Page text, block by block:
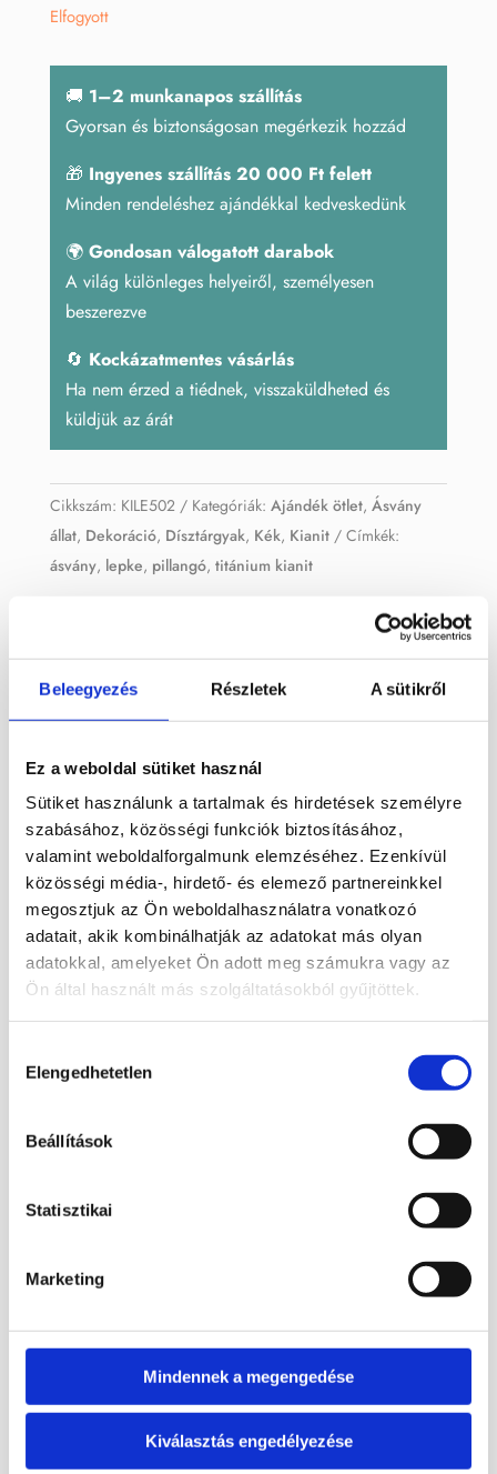
Beleegyezés Részletek A sütikről
Ez a weboldal sütiket használ
Sütiket használunk a tartalmak és hirdetések személyre
szabásához, közösségi funkciók biztosításához,
valamint weboldalforgalmunk elemzéséhez. Ezenkívül
közösségi média-, hirdető- és elemező partnereinkkel
megosztjuk az Ön weboldalhasználatra vonatkozó
adatait, akik kombinálhatják az adatokat más olyan
adatokkal, amelyeket Ön adott meg számukra vagy az
Ön által használt más szolgáltatásokból gyűjtöttek.
kiválasztása
Elengedhetetlen
Beállítások
Statisztikai
Marketing
Mindennek a megengedése
Kiválasztás engedélyezése
Elfogyott
🚚 1–2 munkanapos szállítás
Gyorsan és biztonságosan megérkezik hozzád
🎁 Ingyenes szállítás 20 000 Ft felett
Minden rendeléshez ajándékkal kedveskedünk
🌍 Gondosan válogatott darabok
A világ különleges helyeiről, személyesen
beszerezve
🔄 Kockázatmentes vásárlás
Ha nem érzed a tiédnek, visszaküldheted és
küldjük az árát
Cikkszám: KILE502 Kategóriák: Ajándék ötlet, Ásvány
állat, Dekoráció, Dísztárgyak, Kék, Kianit
Címkék:
ásvány, lepke, pillangó, titánium kianit
Leírás
Mérete: 6,5 x 4 cm
Kapcsolódó termékek
4 990
olvasom
Érdekelhetnek még…
Akció!
4 900Ft